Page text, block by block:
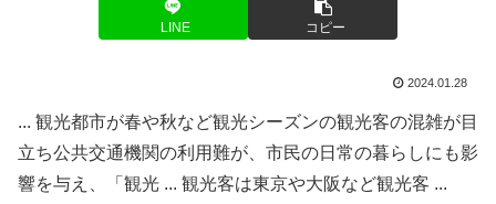
LINE コピー
2024.01.28
... 観光都市が春や秋など観光シーズンの観光客の混雑が目
立ち公共交通機関の利用難が、市民の日常の暮らしにも影
響を与え、「観光 ... 観光客は東京や大阪など観光客 ...